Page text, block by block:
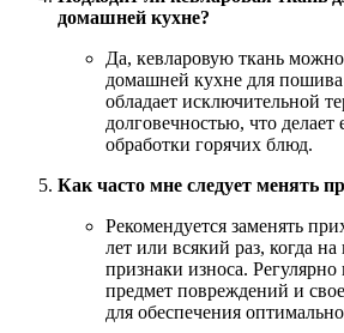
домашней кухне?
Да, кевларовую ткань можно
домашней кухне для
обладает исключительной
долговечностью, что
обработки горячих блюд.
Как часто мне следует менять
Рекомендуется заменять
лет или всякий раз, когда
признаки износа. Регулярно
предмет повреждений и
для обеспечения